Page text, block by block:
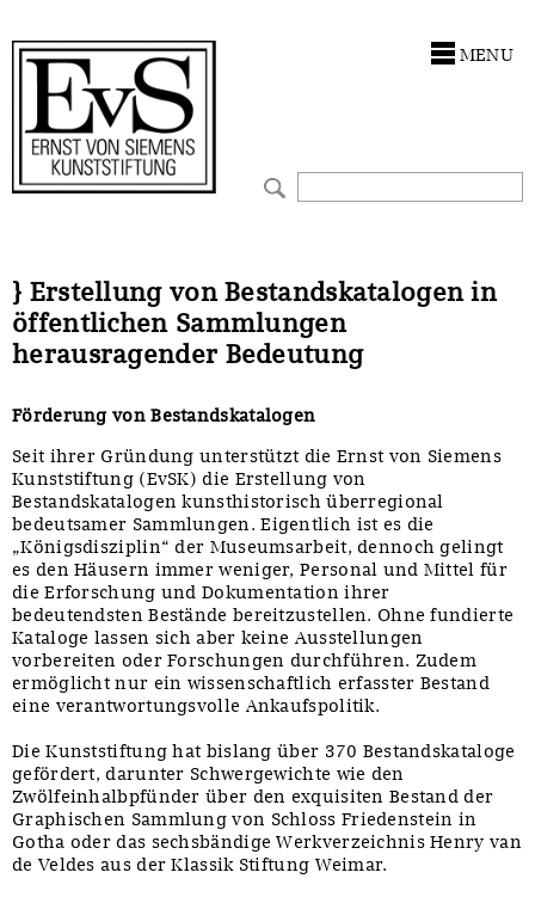
MENU
} Erstellung von Bestandskatalogen in
öffentlichen Sammlungen
herausragender Bedeutung
Förderung von Bestandskatalogen
Seit ihrer Gründung unterstützt die Ernst von Siemens
Kunststiftung (EvSK) die Erstellung von
Bestandskatalogen kunsthistorisch überregional
bedeutsamer Sammlungen. Eigentlich ist es die
„Königsdisziplin“ der Museumsarbeit, dennoch gelingt
es den Häusern immer weniger, Personal und Mittel für
die Erforschung und Dokumentation ihrer
bedeutendsten Bestände bereitzustellen. Ohne fundierte
Kataloge lassen sich aber keine Ausstellungen
vorbereiten oder Forschungen durchführen. Zudem
ermöglicht nur ein wissenschaftlich erfasster Bestand
eine verantwortungsvolle Ankaufspolitik.
Die Kunststiftung hat bislang über 370 Bestandskataloge
gefördert, darunter Schwergewichte wie den
Zwölfeinhalbpfünder über den exquisiten Bestand der
Graphischen Sammlung von Schloss Friedenstein in
Gotha oder das sechsbändige Werkverzeichnis Henry van
de Veldes aus der Klassik Stiftung Weimar.
Förderphilosophie
Gremien
Presse und Neuigkeiten
Ankauf
Restaurierungen
Werkverzeichnisse
Zwischenfinanzierung